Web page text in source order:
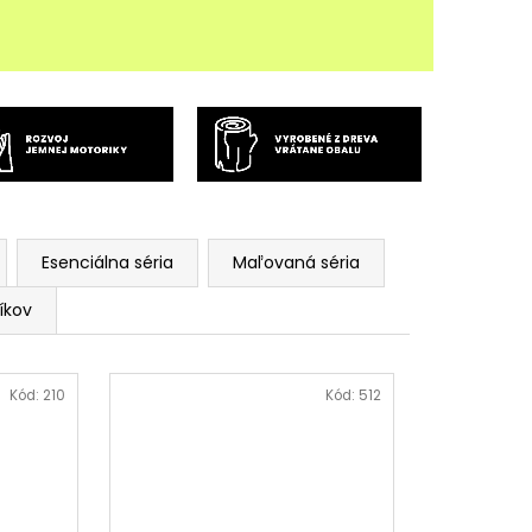
Esenciálna séria
Maľovaná séria
Kód: 210 Kód: 512